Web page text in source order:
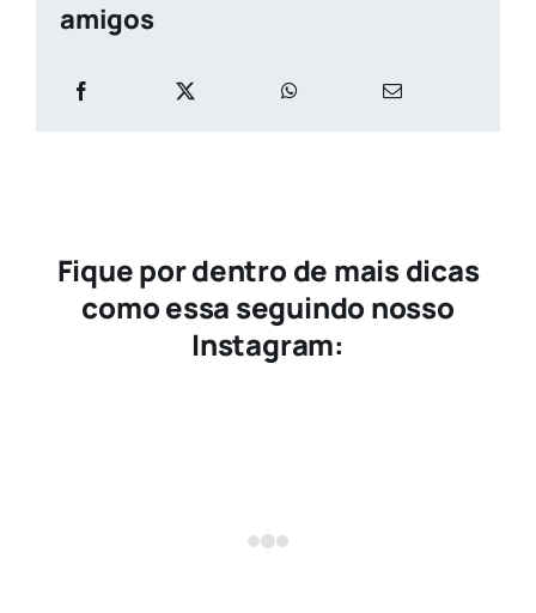
amigos
Fique por dentro de mais dicas
como essa seguindo nosso
Instagram: